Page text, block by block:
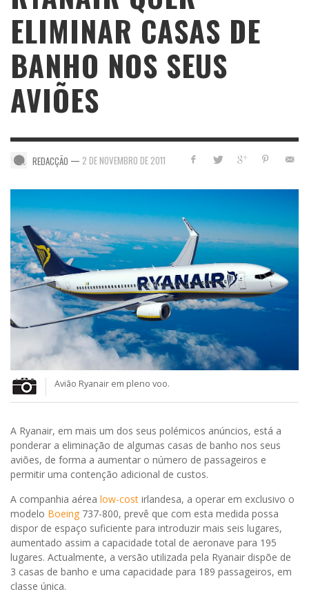
ELIMINAR CASAS DE
BANHO NOS SEUS
AVIÕES
REDACÇÃO — 2 DE NOVEMBRO DE 2011
Avião Ryanair em pleno voo.
A Ryanair, em mais um dos seus polémicos anúncios, está a
ponderar a eliminação de algumas casas de banho nos seus
aviões, de forma a aumentar o número de passageiros e
permitir uma contenção adicional de custos.
A companhia aérea low-cost irlandesa, a operar em exclusivo o
modelo Boeing 737-800, prevê que com esta medida possa
dispor de espaço suficiente para introduzir mais seis lugares,
aumentado assim a capacidade total de aeronave para 195
lugares. Actualmente, a versão utilizada pela Ryanair dispõe de
3 casas de banho e uma capacidade para 189 passageiros, em
classe única.